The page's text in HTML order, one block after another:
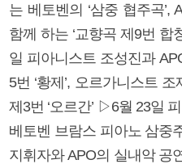
는 베토벤의 ‘삼중 협주곡’,
함께 하는 ‘교향곡 제9번
일 피아니스트 조성진과
5번 ‘황제’, 오르가니스트
제3번 ‘오르간’ ▷6월 23일
베토벤 브람스 피아노 삼
지휘자와 APO의 실내악 공